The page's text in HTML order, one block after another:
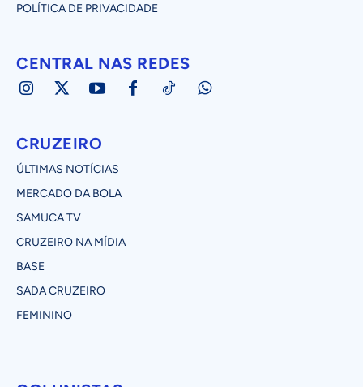
POLÍTICA DE PRIVACIDADE
CENTRAL NAS REDES
CRUZEIRO
ÚLTIMAS NOTÍCIAS
MERCADO DA BOLA
SAMUCA TV
CRUZEIRO NA MÍDIA
BASE
SADA CRUZEIRO
FEMININO